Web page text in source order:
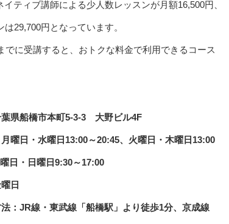
イティブ講師による少人数レッスンが月額16,500円、
は29,700円となっています。
でに受講すると、おトクな料金で利用できるコース
葉県船橋市本町5-3-3 大野ビル4F
曜日・水曜日13:00～20:45、火曜日・木曜日13:00
日・日曜日9:30～17:00
日
：JR線・東武線「船橋駅」より徒歩1分、京成線